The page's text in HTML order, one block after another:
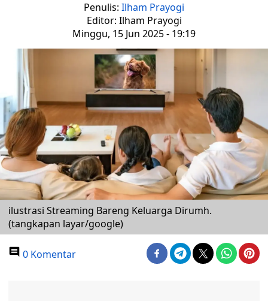
Penulis: Ilham Prayogi
Editor: Ilham Prayogi
Minggu, 15 Jun 2025 - 19:19
ilustrasi Streaming Bareng Keluarga Dirumh.
(tangkapan layar/google)
0 Komentar